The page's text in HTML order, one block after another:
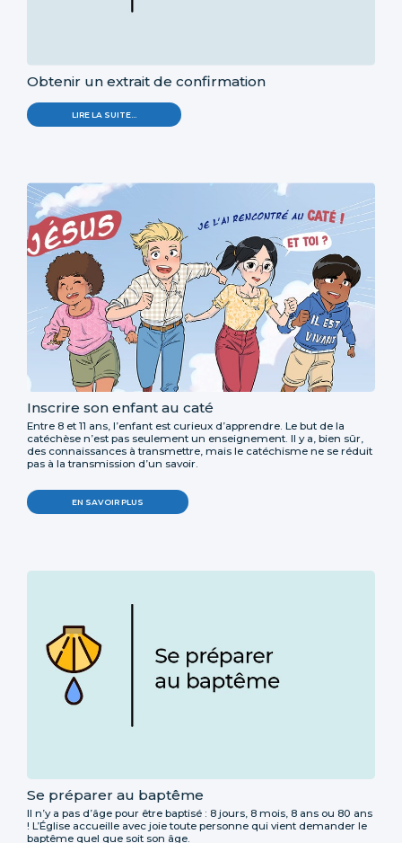
Obtenir un extrait de confirmation
LIRE LA SUITE…
Inscrire son enfant au caté
Entre 8 et 11 ans, l’enfant est curieux d’apprendre. Le but de la
catéchèse n’est pas seulement un enseignement. Il y a, bien sûr,
des connaissances à transmettre, mais le catéchisme ne se réduit
pas à la transmission d’un savoir.
EN SAVOIR PLUS
Se préparer au baptême
Il n’y a pas d’âge pour être baptisé : 8 jours, 8 mois, 8 ans ou 80 ans
! L’Église accueille avec joie toute personne qui vient demander le
baptême quel que soit son âge.